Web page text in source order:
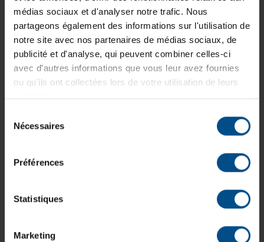
médias sociaux et d'analyser notre trafic. Nous
partageons également des informations sur l'utilisation de
notre site avec nos partenaires de médias sociaux, de
publicité et d'analyse, qui peuvent combiner celles-ci
avec d'autres informations que vous leur avez fournies
ou qu'ils ont collectées lors de votre utilisation de leurs
services.
Nécessaires
Préférences
Statistiques
Marketing
Informations sur le produit
ordinateur de bureau au format tour conçu pour
des usages professionnels et bureautiques
polyvalents. Équipé d’un processeur Intel Core i7
de 8e génération, de 16 Go de mémoire vive
une base matérielle adaptée au travail quotidien,
à la gestion multitâche et aux applications
Professionnel préinstallé.
Poids : 9 kg